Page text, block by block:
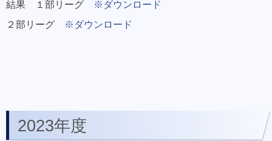
結果 １部リーグ
※ダウンロード
２部リーグ
※ダウンロード
2023年度